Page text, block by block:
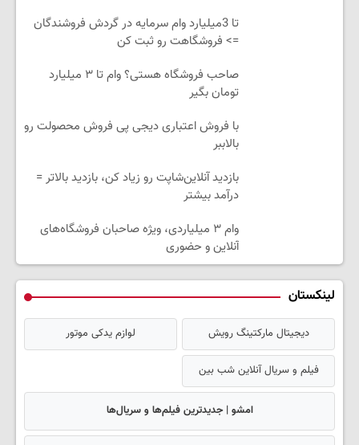
تا 3میلیارد وام سرمایه در گردش فروشندگان
=> فروشگاهت رو ثبت کن
صاحب فروشگاه هستی؟ وام تا ۳ میلیارد
تومان بگیر
با فروش اعتباری دیجی پی فروش محصولت رو
بالاببر
بازدید آنلاین‌شاپت رو زیاد کن، بازدید بالاتر =
درآمد بیشتر
وام ۳ میلیاردی، ویژه صاحبان فروشگاه‌های
آنلاین و حضوری
لینکستان
دیجیتال مارکتینگ رویش لوازم یدکی موتور
فیلم و سریال آنلاین شب بین
امشو | جدیدترین فیلم‌ها و سریال‌ها